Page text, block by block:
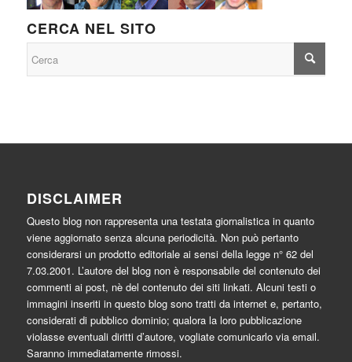
CERCA NEL SITO
DISCLAIMER
Questo blog non rappresenta una testata giornalistica in quanto
viene aggiornato senza alcuna periodicità. Non può pertanto
considerarsi un prodotto editoriale ai sensi della legge n° 62 del
7.03.2001. L’autore del blog non è responsabile del contenuto dei
commenti ai post, nè del contenuto dei siti linkati. Alcuni testi o
immagini inseriti in questo blog sono tratti da internet e, pertanto,
considerati di pubblico dominio; qualora la loro pubblicazione
violasse eventuali diritti d’autore, vogliate comunicarlo via email.
Saranno immediatamente rimossi.